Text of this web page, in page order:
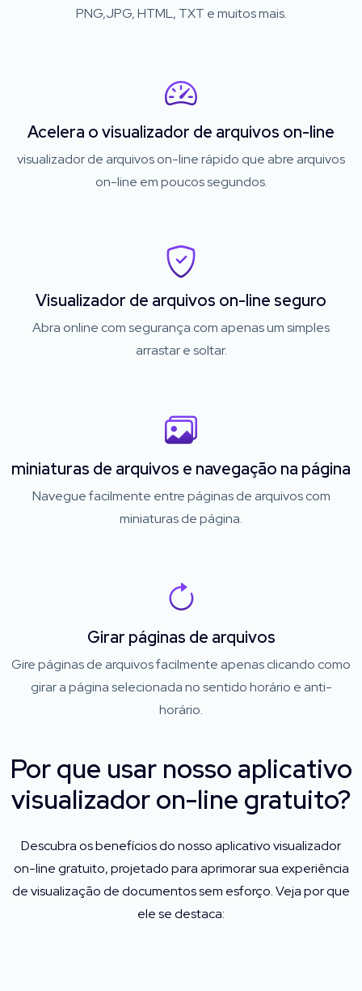
PNG,JPG, HTML, TXT e muitos mais.
Acelera o visualizador de arquivos on-line
visualizador de arquivos on-line rápido que abre arquivos
on-line em poucos segundos.
Visualizador de arquivos on-line seguro
Abra online com segurança com apenas um simples
arrastar e soltar.
miniaturas de arquivos e navegação na página
Navegue facilmente entre páginas de arquivos com
miniaturas de página.
Girar páginas de arquivos
Gire páginas de arquivos facilmente apenas clicando como
girar a página selecionada no sentido horário e anti-
horário.
Por que usar nosso aplicativo
visualizador on-line gratuito?
Descubra os benefícios do nosso aplicativo visualizador
on-line gratuito, projetado para aprimorar sua experiência
de visualização de documentos sem esforço. Veja por que
ele se destaca: